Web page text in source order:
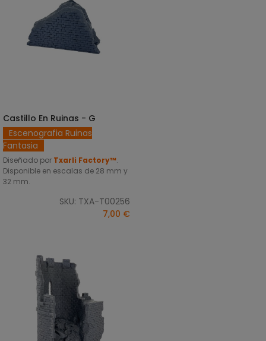
SELECCIONAR OPCIONES
Castillo En Ruinas - G
Escenografia Ruinas
Fantasia
Diseñado por Txarli Factory™.
Disponible en escalas de 28 mm y
32 mm.
SKU: TXA-T00256
7,00 €